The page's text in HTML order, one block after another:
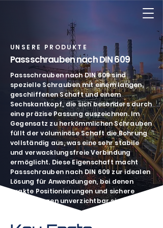
UNSERE PRODUKTE
Passschrauben nach DIN 609
Passschrauben nach DIN 609 sind
spezielle Schrauben mit einem langen,
geschliffenen Schaft und einem
Sechskantkopf, die sich besonders durch
eine präzise Passung auszeichnen. Im
Gegensatz zu herkömmlichen Schrauben
füllt der voluminöse Schaft die Bohrung
vollständig aus, was eine sehr stabile
und verwacklungsfreie Verbindung
ermöglicht. Diese Eigenschaft macht
Passschrauben nach DIN 609 zur idealen
Lösung für Anwendungen, bei denen
exakte Positionierungen und sichere
Verbindungen unverzichtbar sind.